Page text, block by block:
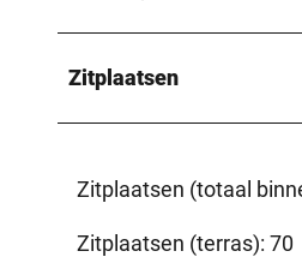
Zitplaatsen
Zitplaatsen (totaal
Zitplaatsen (terras): 70